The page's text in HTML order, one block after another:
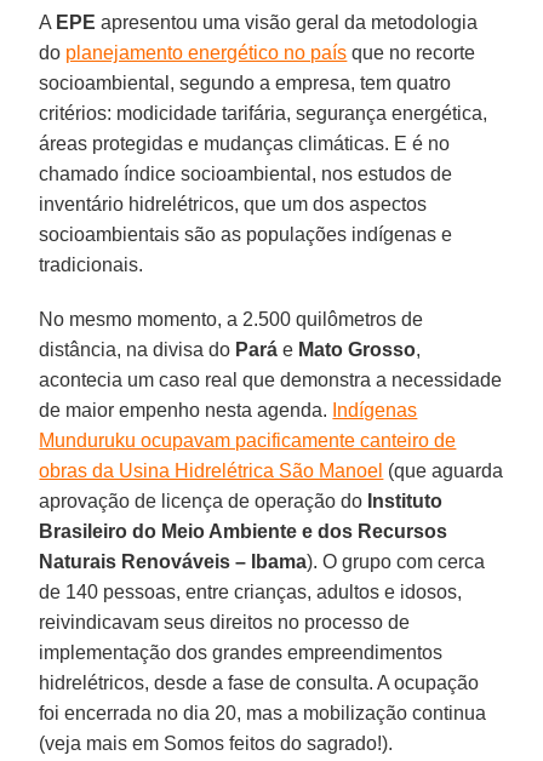
A EPE apresentou uma visão geral da metodologia
do planejamento energético no país que no recorte
socioambiental, segundo a empresa, tem quatro
critérios: modicidade tarifária, segurança energética,
áreas protegidas e mudanças climáticas. E é no
chamado índice socioambiental, nos estudos de
inventário hidrelétricos, que um dos aspectos
socioambientais são as populações indígenas e
tradicionais.
No mesmo momento, a 2.500 quilômetros de
distância, na divisa do Pará e Mato Grosso,
acontecia um caso real que demonstra a necessidade
de maior empenho nesta agenda. Indígenas
Munduruku ocupavam pacificamente canteiro de
obras da Usina Hidrelétrica São Manoel (que aguarda
aprovação de licença de operação do Instituto
Brasileiro do Meio Ambiente e dos Recursos
Naturais Renováveis – Ibama). O grupo com cerca
de 140 pessoas, entre crianças, adultos e idosos,
reivindicavam seus direitos no processo de
implementação dos grandes empreendimentos
hidrelétricos, desde a fase de consulta. A ocupação
foi encerrada no dia 20, mas a mobilização continua
(veja mais em Somos feitos do sagrado!).